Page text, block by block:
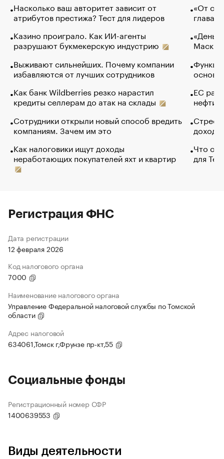
Насколько ваш авторитет зависит от
атрибутов престижа? Тест для лидеров
Казино проиграло. Как ИИ-агенты
разрушают букмекерскую индустрию
Выживают сильнейших. Почему компании
избавляются от лучших сотрудников
Как банк Wildberries резко нарастил
кредиты селлерам до атак на склады
Сотрудники открыли новый способ вредить
компаниям. Зачем им это
Как налоговики ищут доходы
неработающих покупателей яхт и квартир
«От
глава
Маск в
основ
ЕС
нефти
Что
для
Регистрация ФНС
Дата регистрации
12 февраля 2026
Код налогового органа
7000
Наименование налогового органа
Управление Федеральной налоговой службы по Томской
области
Адрес налоговой
634061,Томск г,Фрунзе пр-кт,55
Социальные фонды
Регистрационный номер СФР
1400639553
Виды деятельности